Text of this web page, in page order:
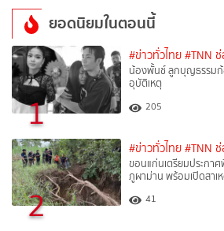
ยอดนิยมในตอนนี้
1
#ข่าวทั่วไทย #TNN
น้องพั้นช์ ลูกบุญธรรมก้
อุบัติเหตุ
205
2
#ข่าวทั่วไทย #TNN
ขอนแก่นเตรียมประก
ภูผาม่าน พร้อมเปิดสาเ
41